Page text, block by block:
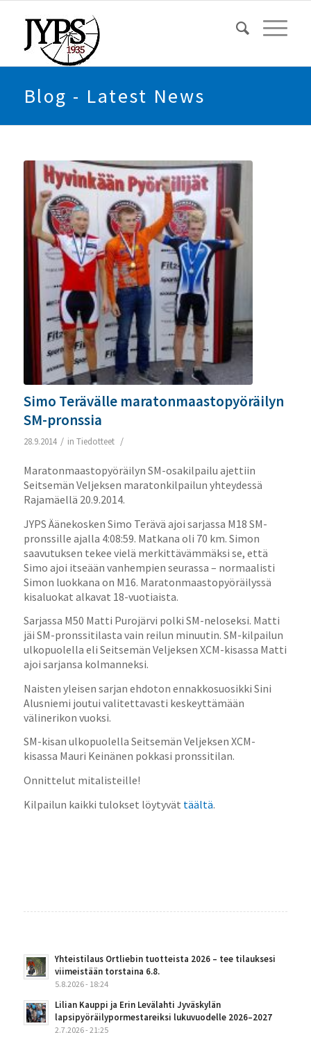
Blog - Latest News
Simo Terävälle maratonmaastopyöräilyn
SM-pronssia
28.9.2014 / in Tiedotteet /
Maratonmaastopyöräilyn SM-osakilpailu ajettiin
Seitsemän Veljeksen maratonkilpailun yhteydessä
Rajamäellä 20.9.2014.
JYPS Äänekosken Simo Terävä ajoi sarjassa M18 SM-
pronssille ajalla 4:08:59. Matkana oli 70 km. Simon
saavutuksen tekee vielä merkittävämmäksi se, että
Simo ajoi itseään vanhempien seurassa – normaalisti
Simon luokkana on M16. Maratonmaastopyöräilyssä
kisaluokat alkavat 18-vuotiaista.
Sarjassa M50 Matti Purojärvi polki SM-neloseksi. Matti
jäi SM-pronssitilasta vain reilun minuutin. SM-kilpailun
ulkopuolella eli Seitsemän Veljeksen XCM-kisassa Matti
ajoi sarjansa kolmanneksi.
Naisten yleisen sarjan ehdoton ennakkosuosikki Sini
Alusniemi joutui valitettavasti keskeyttämään
välinerikon vuoksi.
SM-kisan ulkopuolella Seitsemän Veljeksen XCM-
kisassa Mauri Keinänen pokkasi pronssitilan.
Onnittelut mitalisteille!
Kilpailun kaikki tulokset löytyvät täältä.
Yhteistilaus Ortliebin tuotteista 2026 – tee tilauksesi
viimeistään torstaina 6.8.
5.8.2026 - 18:24
Lilian Kauppi ja Erin Levälahti Jyväskylän
lapsipyöräilypormestareiksi lukuvuodelle 2026–2027
2.7.2026 - 21:25